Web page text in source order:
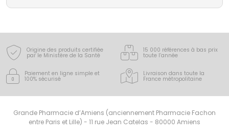
Origine des produits certifiée
par le Ministère de la Santé
15 000 références à bas prix
toute l’année
Paiement en ligne simple et
100% sécurisé
Livraison dans toute la
France métropolitaine
Grande Pharmacie d’Amiens (anciennement Pharmacie Fachon
entre Paris et Lille) - 11 rue Jean Catelas - 80000 Amiens